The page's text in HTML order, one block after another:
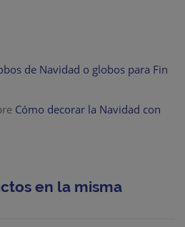
de Navidad o globos para Fin
Cómo decorar la Navidad con
en la misma